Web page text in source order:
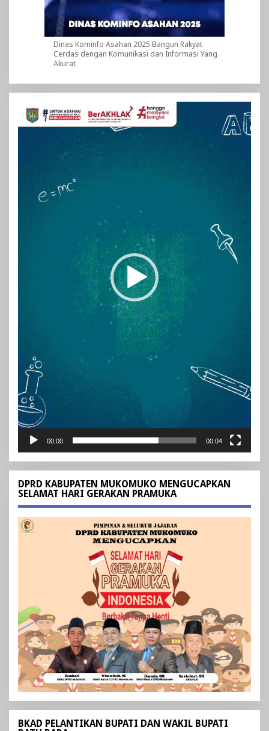
Dinas Kominfo Asahan 2025 Bangun Rakyat
Cerdas dengan Komunikasi dan Informasi Yang
Akurat
Pemutar
Video
00:00 00:04
DPRD KABUPATEN MUKOMUKO MENGUCAPKAN
SELAMAT HARI GERAKAN PRAMUKA
BKAD PELANTIKAN BUPATI DAN WAKIL BUPATI